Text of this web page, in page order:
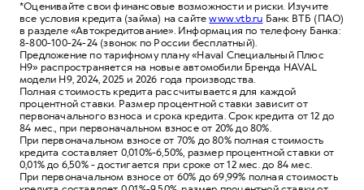
*Оценивайте свои финансовые возможности и риски. Изучите
все условия кредита (займа) на сайтеwww.vtb.ru Банк ВТБ (ПАО)
в разделе «Автокредитование». Информация по телефону Банка:
8-800-100-24-24 (звонок по России бесплатный).
Предложение по тарифному плану «Haval Специальный Плюс
H9» распространяется на новые автомобили Бренда HAVAL
модели H9, 2024, 2025 и 2026 года производства.
Полная стоимость кредита рассчитывается для каждой
процентной ставки. Размер процентной ставки зависит от
первоначального взноса и срока кредита. Срок кредита от 12 до
84 мес., при первоначальном взносе от 20% до 80%.
При первоначальном взносе от 70% до 80% полная стоимость
кредита составляет 0,010%-6,50%, размер процентной ставки от
0,01% до 6,50% - достигается при сроке от 12 мес. до 84 мес.
При первоначальном взносе от 60% до 69,99% полная стоимость